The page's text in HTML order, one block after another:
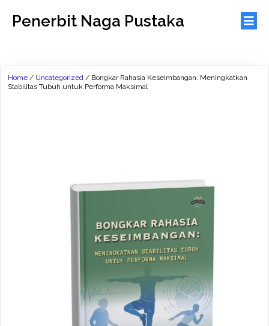
Penerbit Naga Pustaka
Home / Uncategorized / Bongkar Rahasia Keseimbangan: Meningkatkan
Stabilitas Tubuh untuk Performa Maksimal